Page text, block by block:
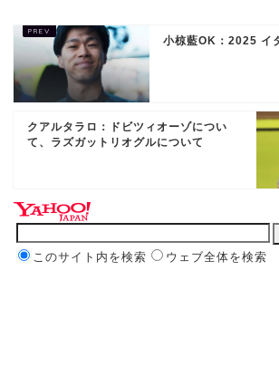
小椋藍OK：2025 イ
クアルタラロ：ドビツィオーゾについ
て、ラズガットリオグルについて
このサイト内を検索 ウェブ全体を検索